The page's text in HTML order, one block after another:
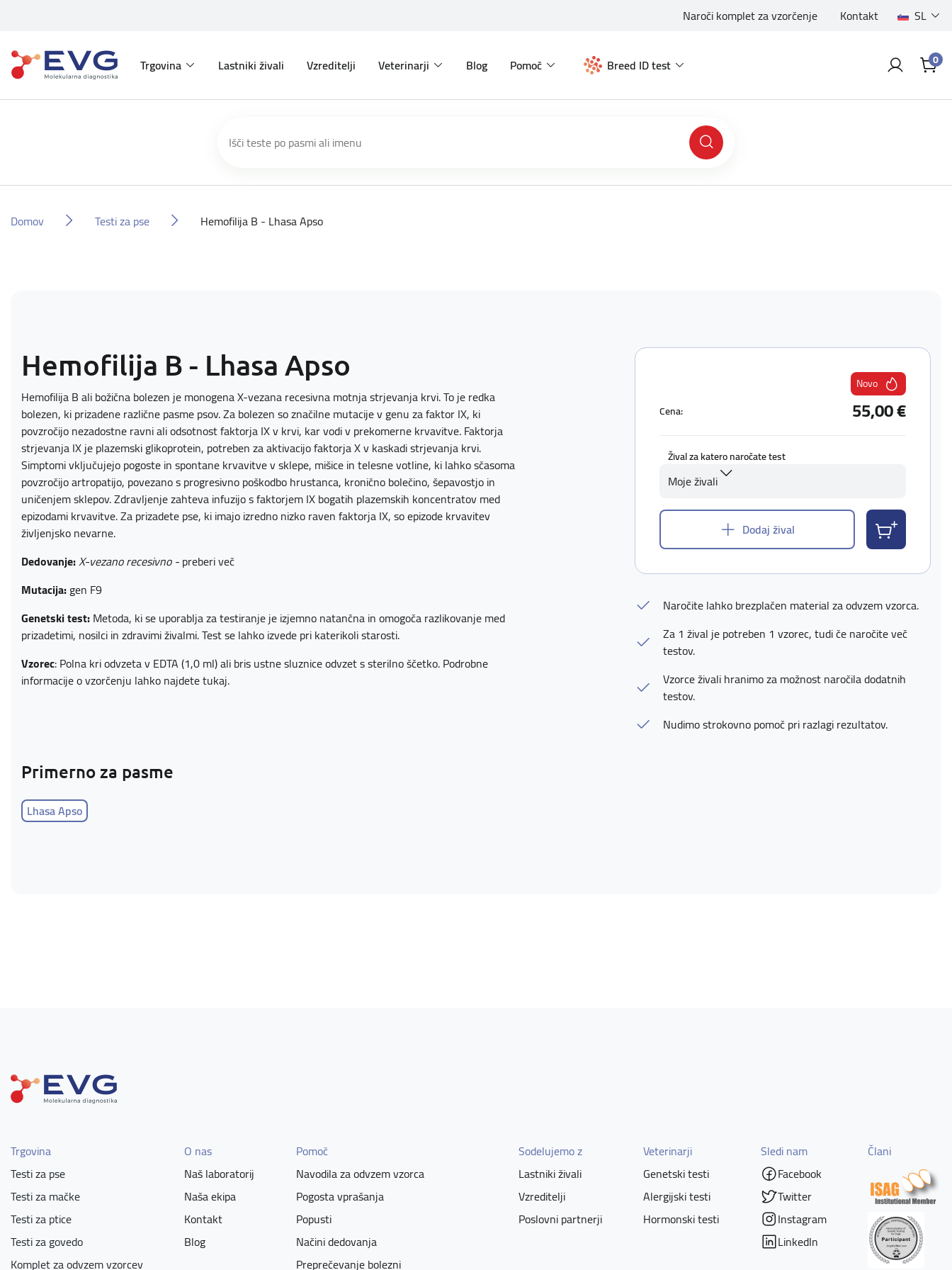
Naroči komplet za vzorčenje Kontakt SL
Trgovina Lastniki živali Vzreditelji Veterinarji Blog Pomoč Breed ID test 0
Domov Testi za pse Hemofilija B - Lhasa Apso
Hemofilija B - Lhasa Apso
Hemofilija B ali božična bolezen je monogena X-vezana recesivna motnja strjevanja krvi. To je redka
bolezen, ki prizadene različne pasme psov. Za bolezen so značilne mutacije v genu za faktor IX, ki
povzročijo nezadostne ravni ali odsotnost faktorja IX v krvi, kar vodi v prekomerne krvavitve. Faktorja
strjevanja IX je plazemski glikoprotein, potreben za aktivacijo faktorja X v kaskadi strjevanja krvi.
Simptomi vključujejo pogoste in spontane krvavitve v sklepe, mišice in telesne votline, ki lahko sčasoma
povzročijo artropatijo, povezano s progresivno poškodbo hrustanca, kronično bolečino, šepavostjo in
uničenjem sklepov. Zdravljenje zahteva infuzijo s faktorjem IX bogatih plazemskih koncentratov med
epizodami krvavitve. Za prizadete pse, ki imajo izredno nizko raven faktorja IX, so epizode krvavitev
življenjsko nevarne.
Dedovanje:X-vezano recesivno -preberi več
Mutacija:gen F9
Genetski test:Metoda, ki se uporablja za testiranje je izjemno natančna in omogoča razlikovanje med
prizadetimi, nosilci in zdravimi živalmi. Test se lahko izvede pri katerikoli starosti.
Vzorec: Polna kri odvzeta v EDTA (1,0 ml) ali bris ustne sluznice odvzet s sterilno ščetko. Podrobne
informacije o vzorčenju lahko najdetetukaj.
Novo
Cena:
55,00 €
Žival za katero naročate test
Moje živali
Dodaj žival
Naročite lahko brezplačen material za odvzem vzorca.
Za 1 žival je potreben 1 vzorec, tudi če naročite več
testov.
Vzorce živali hranimo za možnost naročila dodatnih
testov.
Nudimo strokovno pomoč pri razlagi rezultatov.
Primerno za pasme
Lhasa Apso
Trgovina
Testi za pse
Testi za mačke
Testi za ptice
Testi za govedo
Komplet za odvzem vzorcev
O nas
Naš laboratorij
Naša ekipa
Kontakt
Blog
Pomoč
Navodila za odvzem vzorca
Pogosta vprašanja
Popusti
Načini dedovanja
Preprečevanje bolezni
Sodelujemo z
Lastniki živali
Vzreditelji
Poslovni partnerji
Veterinarji
Genetski testi
Alergijski testi
Hormonski testi
Sledi nam
Facebook
Twitter
Instagram
LinkedIn
Člani